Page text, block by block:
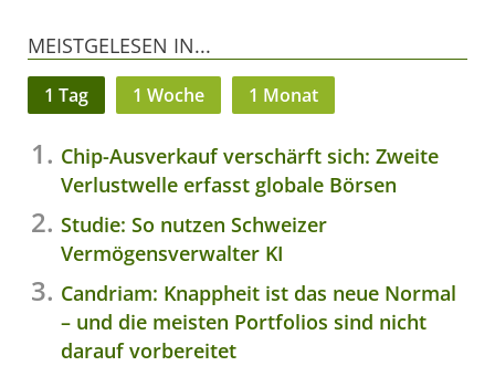
MEISTGELESEN IN...
1 Tag 1 Woche 1 Monat
Chip-Ausverkauf verschärft sich: Zweite
Verlustwelle erfasst globale Börsen
Studie: So nutzen Schweizer
Vermögensverwalter KI
Candriam: Knappheit ist das neue Normal
– und die meisten Portfolios sind nicht
darauf vorbereitet